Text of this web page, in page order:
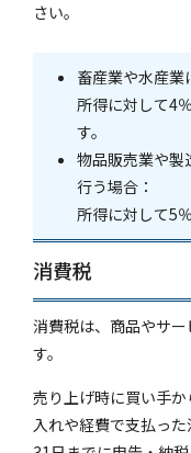
さい。
畜産業や水産業
所得に対して4
す。
物品販売業や製
行う場合：
所得に対して5
消費税
消費税は、商品やサ
す。
売り上げ時に買い手
入れや経費で支払っ